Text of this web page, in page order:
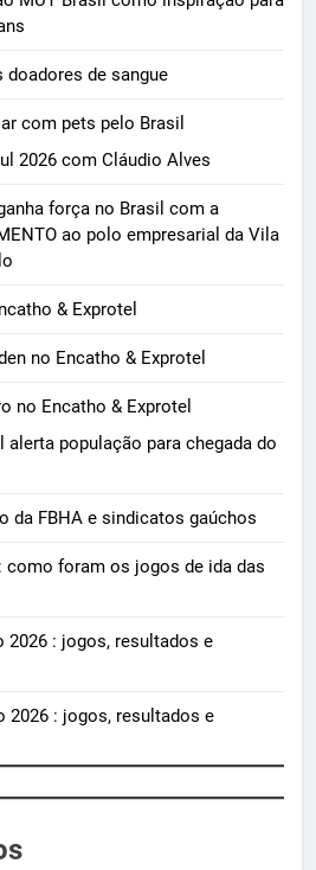
doadores de sangue
com pets pelo Brasil
2026 com Cláudio Alves
força no Brasil com a
ao polo empresarial da Vila
& Exprotel
no Encatho & Exprotel
no Encatho & Exprotel
alerta população para chegada do
da FBHA e sindicatos gaúchos
como foram os jogos de ida das
2026 : jogos, resultados e
2026 : jogos, resultados e